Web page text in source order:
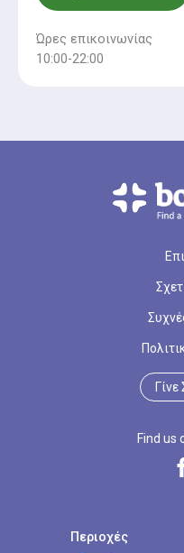
Ώρες επικοινωνίας
10:00-22:00
Find us
Περιοχές